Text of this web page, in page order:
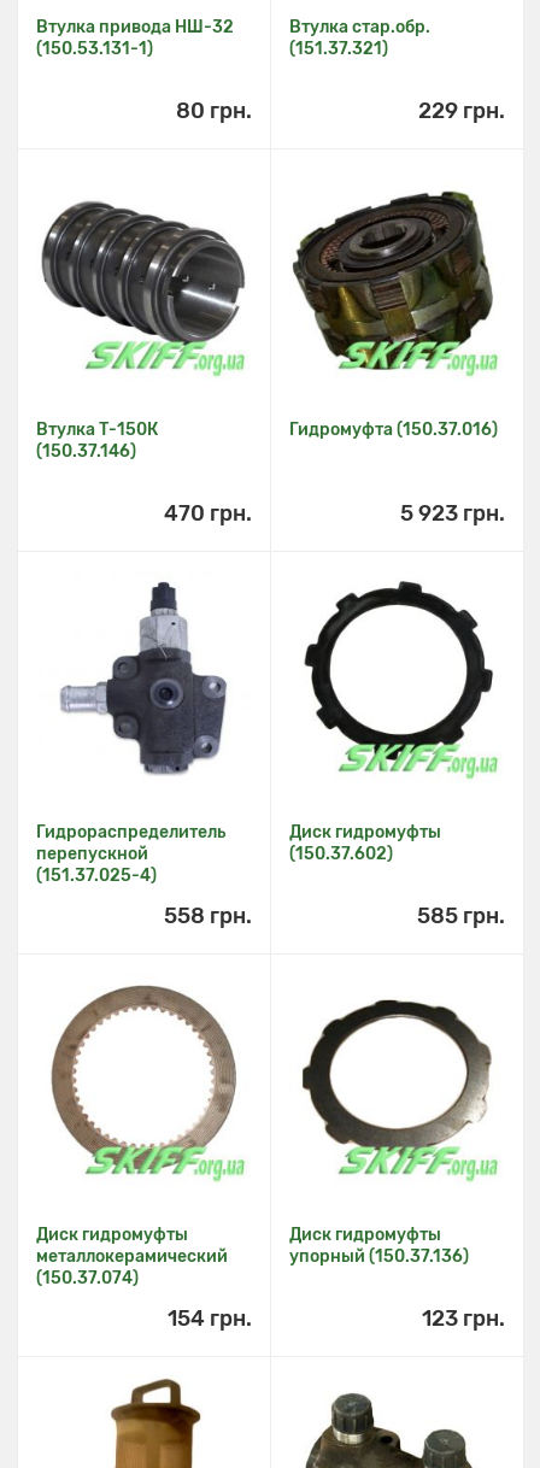
Втулка привода НШ-32
(150.53.131-1)
80 грн.
Втулка стар.обр.
(151.37.321)
229 грн.
Втулка Т-150К
(150.37.146)
470 грн.
Гидромуфта (150.37.016)
5 923 грн.
Гидрораспределитель
перепускной
(151.37.025-4)
558 грн.
Диск гидромуфты
(150.37.602)
585 грн.
Диск гидромуфты
металлокерамический
(150.37.074)
154 грн.
Диск гидромуфты
упорный (150.37.136)
123 грн.